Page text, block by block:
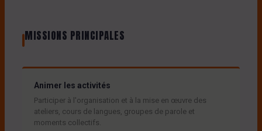
MISSIONS PRINCIPALES
Animer les activités
Participer à l'organisation et à la mise en œuvre des
ateliers, cours de langues, groupes de parole et
moments collectifs.